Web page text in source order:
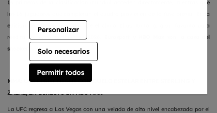
Personalizar
Solo necesarios
Permitir todos
16 primeros de la clasificación mundial acceden directamente, mientras que
los 16 jugadores que completan el cuadro provienen de la fase previa. En la
edición de 2025 el ganador fue el chino Zhao Xintong, gran favorito para
reeditar su éxito también en 2026.
Eurosport y HBO Max son la casa del
snooker.
MMA: UFC FIGHT NIGHT CON DUELO ESTELAR ENTRE STERLING Y
ZALAL, EN DIRECTO EN HBO MAX
La UFC regresa a Las Vegas con una velada de alto nivel encabezada por el